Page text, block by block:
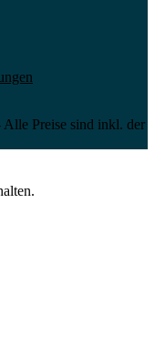
Alle Preise sind inkl. der